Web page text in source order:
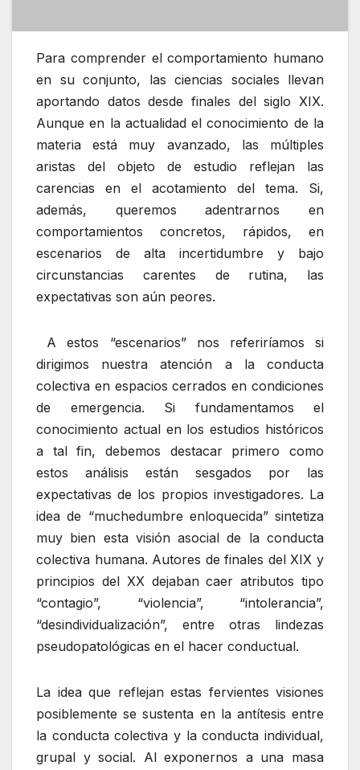
Para comprender el comportamiento humano
en su conjunto, las ciencias sociales llevan
aportando datos desde finales del siglo XIX.
Aunque en la actualidad el conocimiento de la
materia está muy avanzado, las múltiples
aristas del objeto de estudio reflejan las
carencias en el acotamiento del tema. Si,
además, queremos adentrarnos en
comportamientos concretos, rápidos, en
escenarios de alta incertidumbre y bajo
circunstancias carentes de rutina, las
expectativas son aún peores.
A estos “escenarios” nos referiríamos si
dirigimos nuestra atención a la conducta
colectiva en espacios cerrados en condiciones
de emergencia. Si fundamentamos el
conocimiento actual en los estudios históricos
a tal fin, debemos destacar primero como
estos análisis están sesgados por las
expectativas de los propios investigadores. La
idea de “muchedumbre enloquecida” sintetiza
muy bien esta visión asocial de la conducta
colectiva humana. Autores de finales del XIX y
principios del XX dejaban caer atributos tipo
“contagio”, “violencia”, “intolerancia”,
“desindividualización”, entre otras lindezas
pseudopatológicas en el hacer conductual.
La idea que reflejan estas fervientes visiones
posiblemente se sustenta en la antítesis entre
la conducta colectiva y la conducta individual,
grupal y social. Al exponernos a una masa